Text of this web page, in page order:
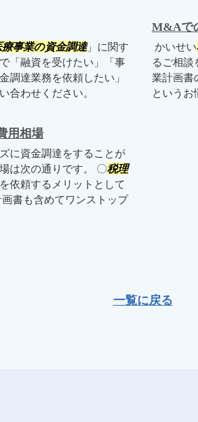
事業の資金調達」に関す
「融資を受けたい」「事
調達業務を依頼したい」
合わせください。
M&Aで
かいせい
るご相談
業計画書
というお
用相場
に資金調達をすることが
は次の通りです。 〇税理
依頼するメリットとして
書も含めてワンストップ
一覧に戻る